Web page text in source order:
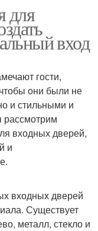
для
вход
гости,
они были не
и стильными и
рассмотрим
входных дверей,
и
входных дверей
Существует
металл, стекло и